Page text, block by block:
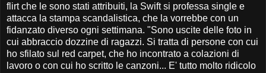
flirt che le sono stati attribuiti, la Swift si professa single e
attacca la stampa scandalistica, che la vorrebbe con un
fidanzato diverso ogni settimana. "Sono uscite delle foto in
cui abbraccio dozzine di ragazzi. Si tratta di persone con cui
ho sfilato sul red carpet, che ho incontrato a colazioni di
lavoro o con cui ho scritto le canzoni... E' tutto molto ridicolo